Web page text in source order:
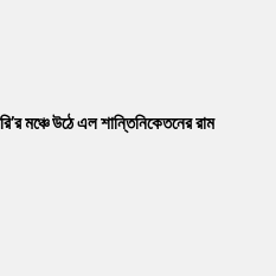
মঞ্চে উঠে এল শান্তিনিকেতনের রাম